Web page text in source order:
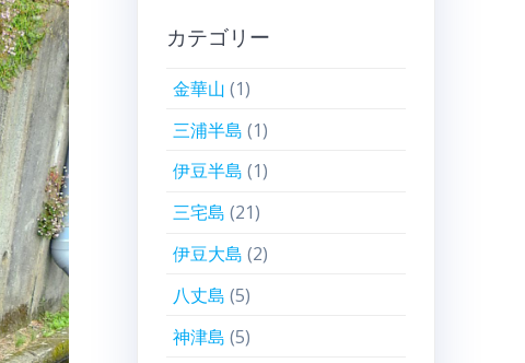
カテゴリー
金華山 (1)
三浦半島 (1)
伊豆半島 (1)
三宅島 (21)
伊豆大島 (2)
八丈島 (5)
神津島 (5)